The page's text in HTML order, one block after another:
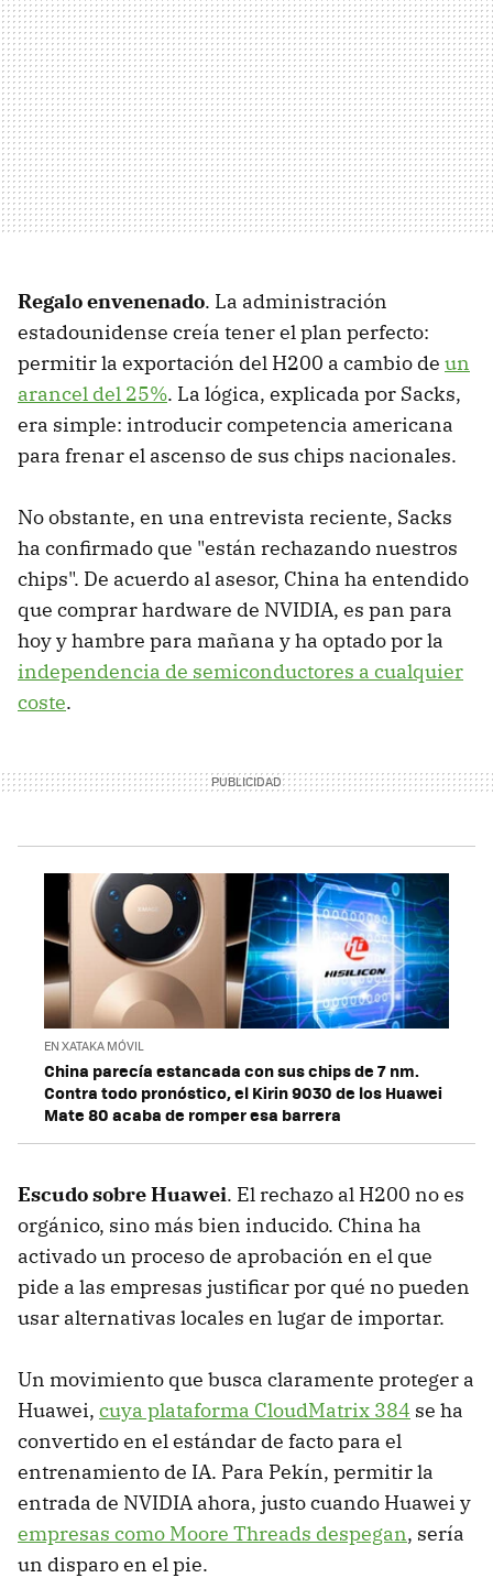
Regalo envenenado. La administración
estadounidense creía tener el plan perfecto:
permitir la exportación del H200 a cambio de un
arancel del 25%. La lógica, explicada por Sacks,
era simple: introducir competencia americana
para frenar el ascenso de sus chips nacionales.
No obstante, en una entrevista reciente, Sacks
ha confirmado que "están rechazando nuestros
chips". De acuerdo al asesor, China ha entendido
que comprar hardware de NVIDIA, es pan para
hoy y hambre para mañana y ha optado por la
independencia de semiconductores a cualquier
coste.
EN XATAKA MÓVIL
China parecía estancada con sus chips de 7 nm.
Contra todo pronóstico, el Kirin 9030 de los Huawei
Mate 80 acaba de romper esa barrera
Escudo sobre Huawei. El rechazo al H200 no es
orgánico, sino más bien inducido. China ha
activado un proceso de aprobación en el que
pide a las empresas justificar por qué no pueden
usar alternativas locales en lugar de importar.
Un movimiento que busca claramente proteger a
Huawei, cuya plataforma CloudMatrix 384 se ha
convertido en el estándar de facto para el
entrenamiento de IA. Para Pekín, permitir la
entrada de NVIDIA ahora, justo cuando Huawei y
empresas como Moore Threads despegan, sería
un disparo en el pie.